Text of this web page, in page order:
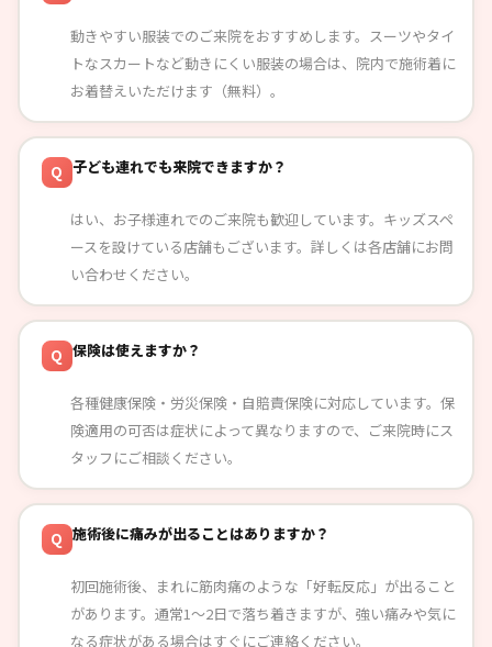
動きやすい服装でのご来院をおすすめします。スーツやタイ
トなスカートなど動きにくい服装の場合は、院内で施術着に
お着替えいただけます（無料）。
Q 子ども連れでも来院できますか？
はい、お子様連れでのご来院も歓迎しています。キッズスペ
ースを設けている店舗もございます。詳しくは各店舗にお問
い合わせください。
Q 保険は使えますか？
各種健康保険・労災保険・自賠責保険に対応しています。保
険適用の可否は症状によって異なりますので、ご来院時にス
タッフにご相談ください。
Q 施術後に痛みが出ることはありますか？
初回施術後、まれに筋肉痛のような「好転反応」が出ること
があります。通常1〜2日で落ち着きますが、強い痛みや気に
なる症状がある場合はすぐにご連絡ください。